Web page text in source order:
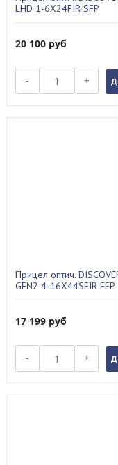
LHD 1-6X24FIR SFP
20 100 руб
- +
Прицел оптич.
GEN2 4-16X44SFIR FFP
17 199 руб
- +